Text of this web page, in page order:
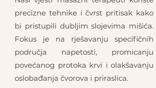
precizne tehnike i čvrst pritisak kako
bi pristupili dubljim slojevima mišića.
Fokus je na rješavanju specifičnih
područja napetosti, promicanju
povećanog protoka krvi i olakšavanju
oslobađanja čvorova i priraslica.